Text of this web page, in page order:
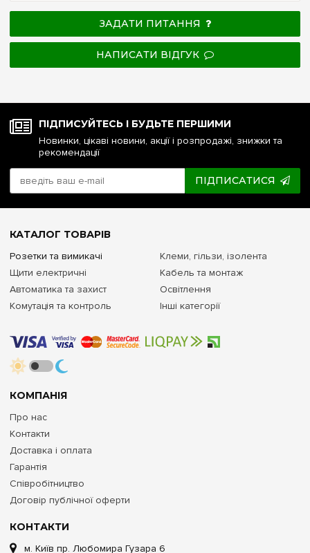
ЗАДАТИ ПИТАННЯ
НАПИСАТИ ВІДГУК
ПІДПИСУЙТЕСЬ І БУДЬТЕ ПЕРШИМИ
Новинки, цікаві новини, акції і розпродажі, знижки та
рекомендації
ПІДПИСАТИСЯ
КОНТАКТИ
м. Київ пр. Любомира Гузара 6
КОМПАНІЯ
Про нас
Контакти
Доставка і оплата
Гарантія
Співробітництво
Договір публічної оферти
КАТАЛОГ ТОВАРІВ
Розетки та вимикачі
Щити електричні
Автоматика та захист
Комутація та контроль
Клеми, гільзи, ізолента
Кабель та монтаж
Освітлення
Інші категорії